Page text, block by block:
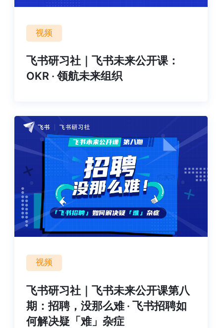
视频
飞书研习社｜飞书未来公开课：
OKR · 领航未来组织
视频
飞书研习社｜飞书未来公开课第八
期：招聘，没那么难 · 飞书招聘如
何解决疑「难」杂症